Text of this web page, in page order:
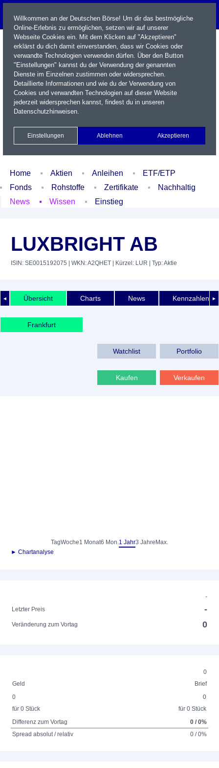
Name / WKN / ISIN / Kürzel
Xetra Realtime
Watchlist Portfolio Login
Home Aktien Anleihen
ETF/ETP
Fonds
Rohstoffe Zertifikate
Nachhaltig
News
Wissen Einstieg
LUXBRIGHT AB
ISIN: SE0015192075 | WKN: A2QHET | Kürzel: LUR | Typ: Aktie
◄ ►
Übersicht Charts News Kennzahlen
Frankfurt
Watchlist Portfolio
Kaufen Verkaufen
TagWoche1 Monat6 Mon.1 Jahr3 Jahre Max.
► Chartanalyse
-
Letzter Preis
-
Veränderung zum Vortag 0
0
Geld
Brief
0
für 0 Stück
0
für 0 Stück
Differenz zum Vortag
0 / 0%
Spread absolut / relativ
0 / 0%
Willkommen an der Deutschen Börse! Um dir das bestmögliche
Online-Erlebnis zu ermöglichen, setzen wir auf unserer
Webseite Cookies ein. Mit dem Klicken auf "Akzeptieren"
erklärst du dich damit einverstanden, dass wir Cookies oder
verwandte Technologien verwenden dürfen. Über den Button
"Einstellungen" kannst du der Verwendung der genannten
Dienste im Einzelnen zustimmen oder widersprechen.
Detaillierte Informationen und wie du der Verwendung von
Cookies und verwandten Technologien auf dieser Website
jederzeit widersprechen kannst, findest du in unseren
Datenschutzhinweisen.
Einstellungen Ablehnen Akzeptieren